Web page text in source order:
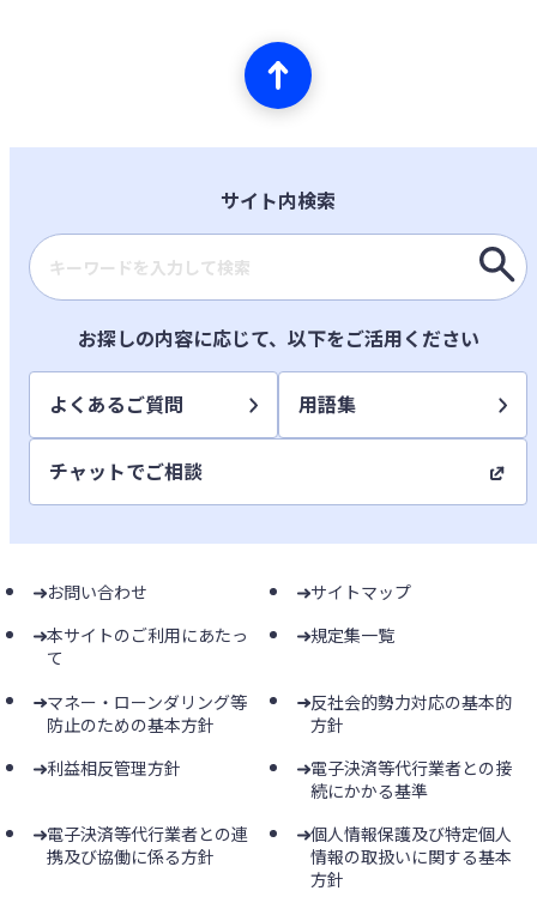
サイト内検索
検索キーワード入力
お探しの内容に応じて、以下をご活用ください
よくあるご質問 用語集
チャットでご相談
お問い合わせ
サイトマップ
本サイトのご利用にあたっ
て
規定集一覧
マネー・ローンダリング等
防止のための基本方針
反社会的勢力対応の基本的
方針
利益相反管理方針
電子決済等代行業者との接
続にかかる基準
電子決済等代行業者との連
携及び協働に係る方針
個人情報保護及び特定個人
情報の取扱いに関する基本
方針